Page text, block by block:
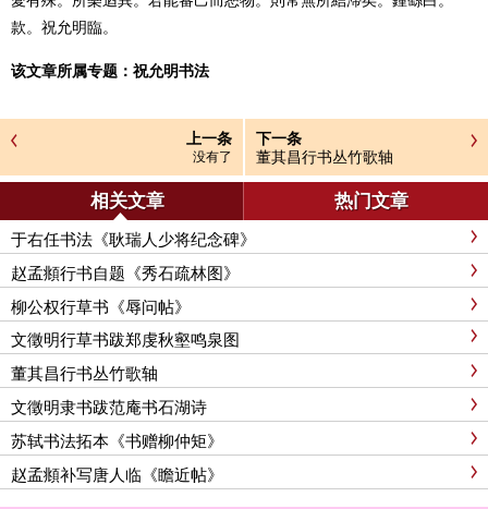
款。祝允明臨。
该文章所属专题： 祝允明书法
上一条
没有了
下一条
董其昌行书丛竹歌轴
相关文章 热门文章
于右任书法《耿瑞人少将纪念碑》
赵孟頫行书自题《秀石疏林图》
柳公权行草书《辱问帖》
文徵明行草书跋郑虔秋壑鸣泉图
董其昌行书丛竹歌轴
文徵明隶书跋范庵书石湖诗
苏轼书法拓本《书赠柳仲矩》
赵孟頫补写唐人临《瞻近帖》